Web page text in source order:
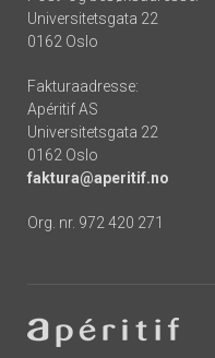
Universitetsgata 22
0162 Oslo
Fakturaadresse:
Apéritif AS
Universitetsgata 22
0162 Oslo
faktura@aperitif.no
Org. nr. 972 420 271